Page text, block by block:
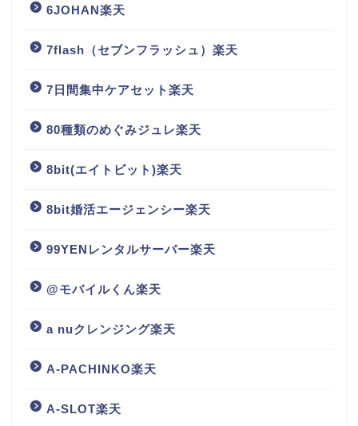
6JOHAN楽天
7flash（セブンフラッシュ）楽天
7日間集中ケアセット楽天
80種類のめぐみジュレ楽天
8bit(エイトビット)楽天
8bit婚活エージェンシー楽天
99YENレンタルサーバー楽天
@モバイルくん楽天
a nuクレンジング楽天
A-PACHINKO楽天
A-SLOT楽天